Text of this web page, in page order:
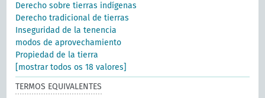
Derecho sobre tierras indígenas
Derecho tradicional de tierras
Inseguridad de la tenencia
modos de aprovechamiento
Propiedad de la tierra
[mostrar todos os 18 valores]
TERMOS EQUIVALENTES